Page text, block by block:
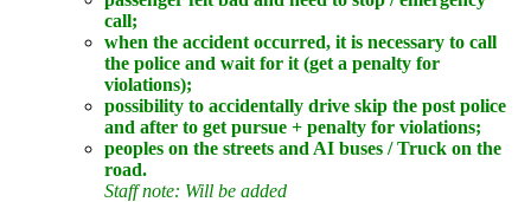
call;
when the accident occurred, it is necessary to call
the police and wait for it (get a penalty for
violations);
possibility to accidentally drive skip the post police
and after to get pursue + penalty for violations;
peoples on the streets and AI buses / Truck on the
road.
Staff note: Will be added